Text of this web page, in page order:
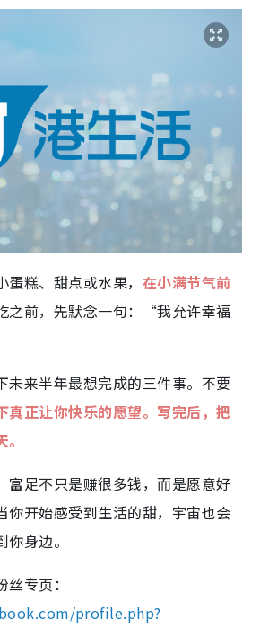
糕、甜点或水果， 在小满节气前
之前，先默念一句：“我允许幸福
未来半年最想完成的三件事。不要
真正让你快乐的愿望。写完后，把
富足不只是赚很多钱，而是愿意好
你开始感受到生活的甜，宇宙也会
身边。
专页：
profile.php?